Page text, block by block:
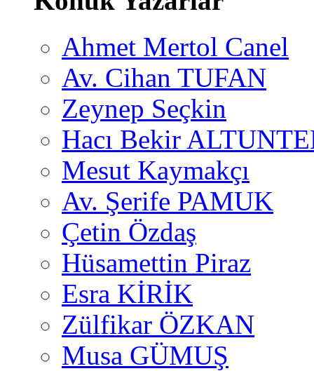
Ahmet Mertol Canel
Av. Cihan TUFAN
Zeynep Seçkin
Hacı Bekir
Mesut Kaymakçı
Av. Şerife PAMUK
Çetin Özdaş
Hüsamettin Piraz
Esra KİRİK
Zülfikar ÖZKAN
Musa GÜMUŞ